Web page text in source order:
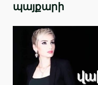
պայքարի